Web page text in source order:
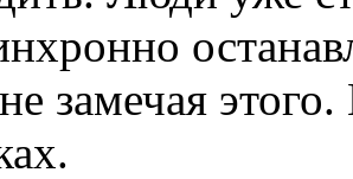
замечая